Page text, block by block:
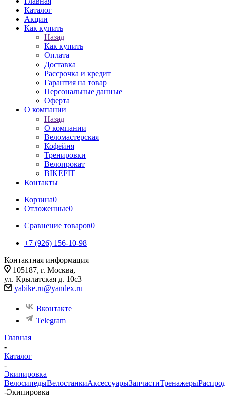
Каталог
Акции
Как купить
Назад
Как купить
Оплата
Доставка
Рассрочка и кредит
Гарантия на товар
Персональные данные
Оферта
О компании
Назад
О компании
Веломастерская
Кофейня
Тренировки
Велопрокат
BIKEFIT
Контакты
Корзина0
Отложенные0
Сравнение товаров0
+7 (926) 156-10-98
Контактная информация
105187, г. Москва,
ул. Крылатская д. 10с3
yabike.ru@yandex.ru
Вконтакте
Telegram
Главная
-
Каталог
-
Экипировка
ВелосипедыВелостанкиАксессуарыЗапчастиТренажеры
-Экипировка